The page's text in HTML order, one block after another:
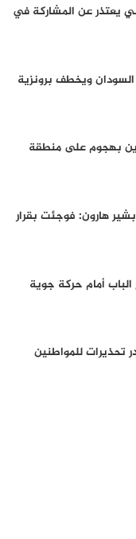
يعتذر عن المشاركة في
ويخطف برونزية
بهجوم على منطقة
هارون: فوجئت بقرار
أمام حركة جوية
تحذيرات للمواطنين